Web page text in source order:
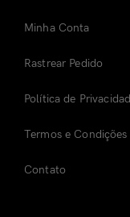
Minha Conta
Rastrear Pedido
Política de
Termos e Condições
Contato